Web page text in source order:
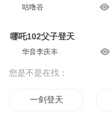
咕噜谷
哪吒102父子登天
华音李庆丰
您是不是在找：
一剑登天